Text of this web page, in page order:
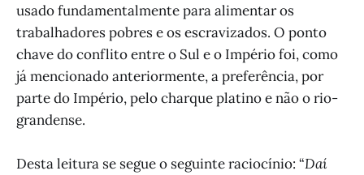
usado fundamentalmente para alimentar os
trabalhadores pobres e os escravizados. O ponto
chave do conflito entre o Sul e o Império foi, como
já mencionado anteriormente, a preferência, por
parte do Império, pelo charque platino e não o rio-
grandense.
Desta leitura se segue o seguinte raciocínio: “Daí